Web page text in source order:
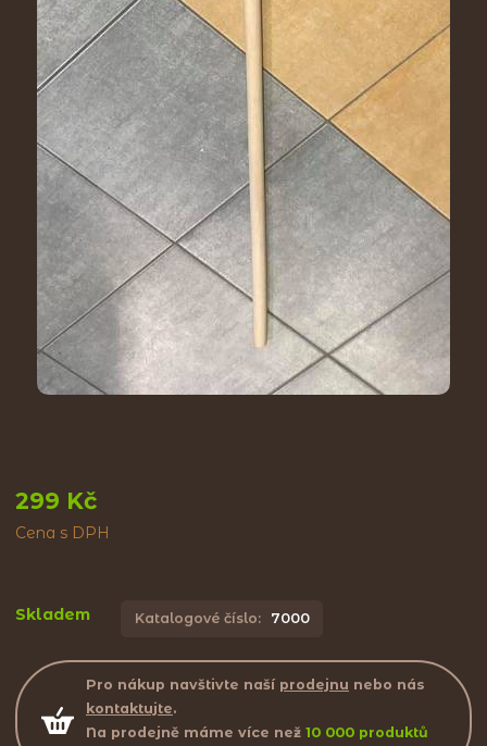
299 Kč
Cena s DPH
Skladem Katalogové číslo: 7000
Pro nákup navštivte naší prodejnu nebo nás
kontaktujte.
Na prodejně máme více než 10 000 produktů